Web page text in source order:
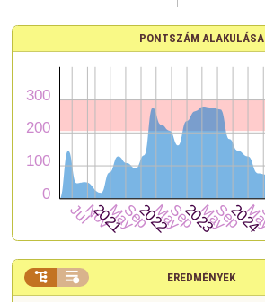
PONTSZÁM ALAKULÁSA
EREDMÉNYEK
 